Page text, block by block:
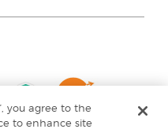
you agree to the
to enhance site